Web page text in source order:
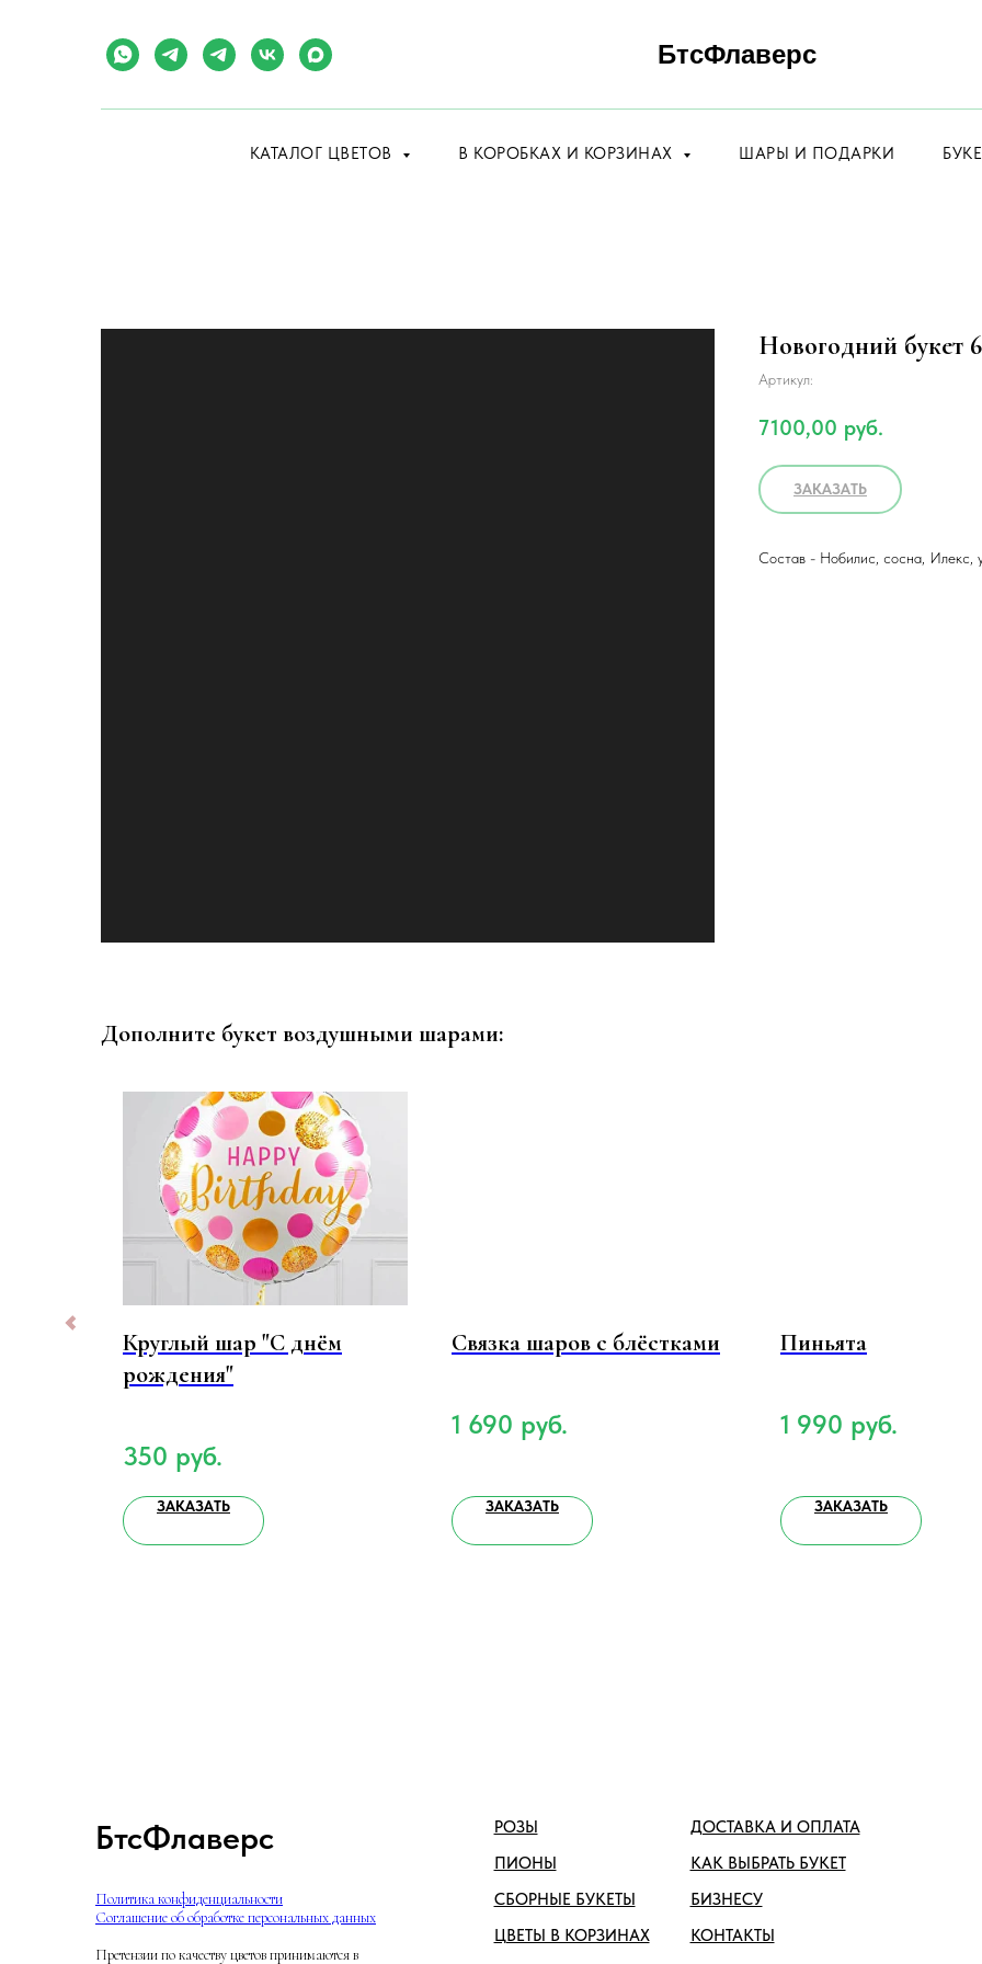
БтсФлаверс
КАТАЛОГ ЦВЕТОВ В КОРОБКАХ И КОРЗИНАХ ШАРЫ И ПОДАРКИ
Новогодний букет 6
Артикул:
7100,00 руб.
ЗАКАЗАТЬ
Состав - Нобилис, сосна, Илекс,
Дополните букет воздушными шарами:
Круглый шар "С днём
рождения"
350 руб.
ЗАКАЗАТЬ
Связка шаров с блёстками
1 690 руб.
ЗАКАЗАТЬ
Пиньята
1 990 руб.
ЗАКАЗАТЬ
БтсФлаверс
Политика конфиденциальности
Соглашение об обработке персональных данных
Претензии по качеству цветов принимаются в
РОЗЫ
ПИОНЫ
СБОРНЫЕ БУКЕТЫ
ЦВЕТЫ В КОРЗИНАХ
ДОСТАВКА И ОПЛАТА
КАК ВЫБРАТЬ БУКЕТ
БИЗНЕСУ
КОНТАКТЫ